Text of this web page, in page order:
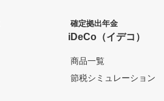
確定拠出年金
iDeCo（イデコ）
商品一覧
節税シミュレーション